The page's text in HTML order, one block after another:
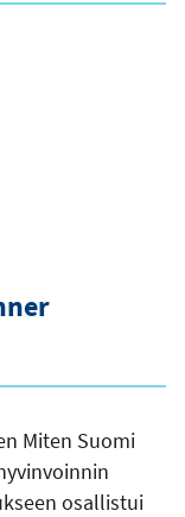
Miten Suomi
osallistui